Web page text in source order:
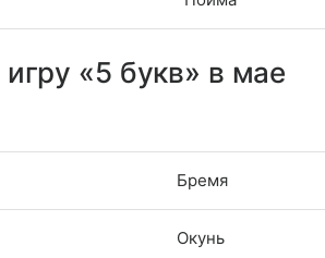
«5 букв» в мае
Бремя
Окунь